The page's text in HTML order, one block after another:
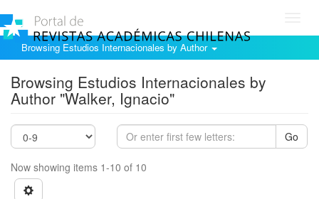
Browsing Estudios Internacionales by Author
Browsing Estudios Internacionales by
Author "Walker, Ignacio"
Go
Now showing items 1-10 of 10